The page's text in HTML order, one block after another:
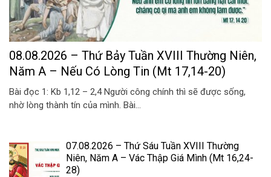
08.08.2026 – Thứ Bảy Tuần XVIII Thường Niên,
Năm A – Nếu Có Lòng Tin (Mt 17,14-20)
Bài đọc 1: Kb 1,12 – 2,4 Người công chính thì sẽ được sống,
nhờ lòng thành tín của mình. Bài...
07.08.2026 – Thứ Sáu Tuần XVIII Thường
Niên, Năm A – Vác Thập Giá Mình (Mt 16,24-
28)